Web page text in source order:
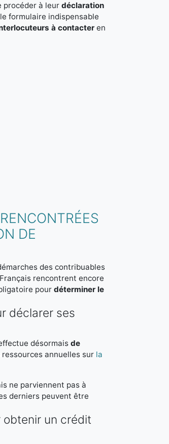
procéder à leur déclaration
formulaire indispensable
à contacter en
DE
des contribuables
rencontrent encore
pour déterminer le
déclarer ses
désormais de
annuelles sur la
ne parviennent pas à
derniers peuvent être
un crédit